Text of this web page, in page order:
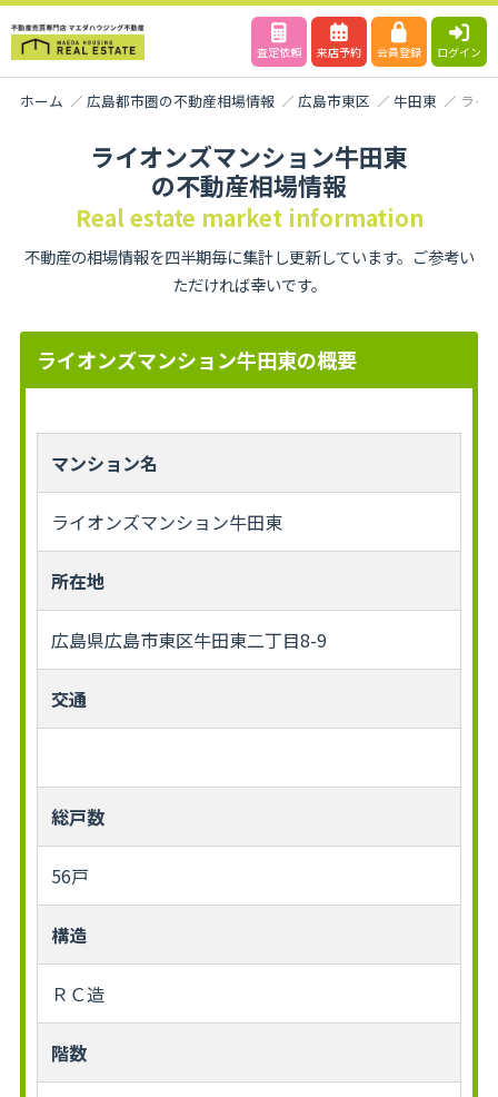
査定依頼 来店予約 会員登録 ログイン
ホーム 広島都市圏の不動産相場情報 広島市東区 牛田東 ライ
ライオンズマンション牛田東
の不動産相場情報
Real estate market information
不動産の相場情報を四半期毎に集計し更新しています。ご参考い
ただければ幸いです。
ライオンズマンション牛田東の概要
マンション名
ライオンズマンション牛田東
所在地
広島県広島市東区牛田東二丁目8-9
交通
総戸数
56戸
構造
ＲＣ造
階数